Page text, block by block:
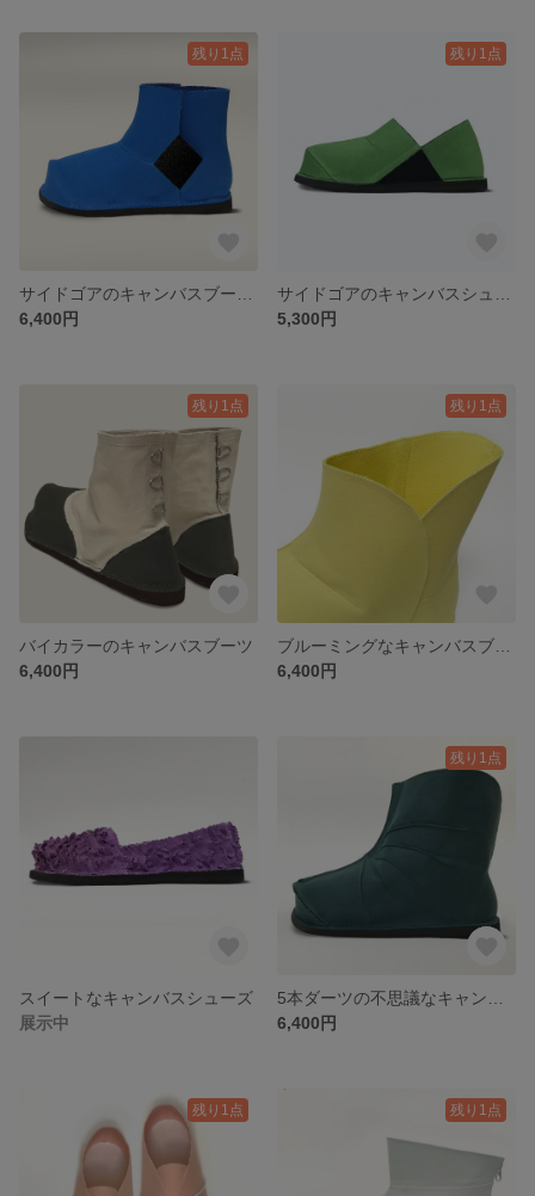
残り1点
6,400円
残り1点
5,300円
残り1点
バイカラーのキャンバスブーツ
6,400円
残り1点
6,400円
スイートなキャンバスシューズ
展示中
残り1点
6,400円
残り1点 残り1点